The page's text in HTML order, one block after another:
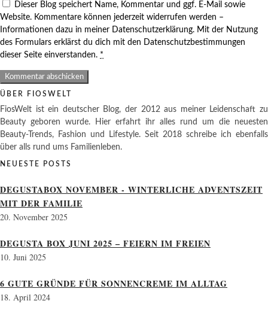
Dieser Blog speichert Name, Kommentar und ggf. E-Mail sowie
Website. Kommentare können jederzeit widerrufen werden –
Informationen dazu in meiner Datenschutzerklärung. Mit der Nutzung
des Formulars erklärst du dich mit den Datenschutzbestimmungen
dieser Seite einverstanden. *
ÜBER FIOSWELT
FiosWelt ist ein deutscher Blog, der 2012 aus meiner Leidenschaft zu
Beauty geboren wurde. Hier erfahrt ihr alles rund um die neuesten
Beauty-Trends, Fashion und Lifestyle. Seit 2018 schreibe ich ebenfalls
über alls rund ums Familienleben.
NEUESTE POSTS
DEGUSTABOX NOVEMBER - WINTERLICHE ADVENTSZEIT
MIT DER FAMILIE
20. November 2025
DEGUSTA BOX JUNI 2025 – FEIERN IM FREIEN
10. Juni 2025
6 GUTE GRÜNDE FÜR SONNENCREME IM ALLTAG
18. April 2024